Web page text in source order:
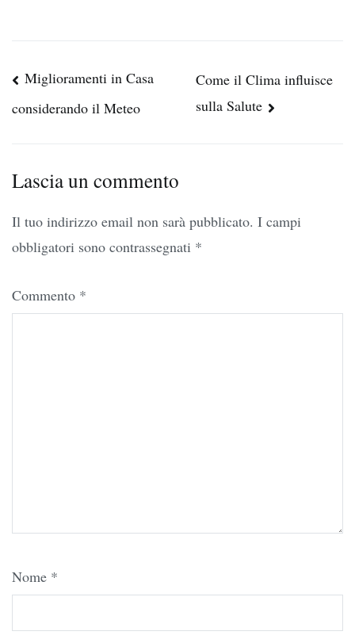
Navigazione
articoli
Miglioramenti in Casa
considerando il Meteo
Come il Clima influisce
sulla Salute
Lascia un commento
Il tuo indirizzo email non sarà pubblicato. I campi
obbligatori sono contrassegnati *
Commento *
Nome *